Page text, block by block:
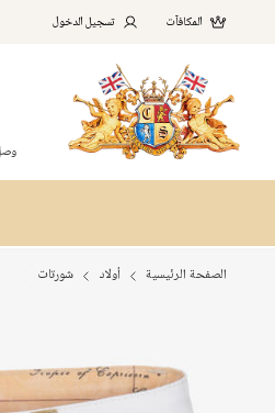
المكافآت تسجيل الدخول
الصفحة الرئيسية أولاد شورتات